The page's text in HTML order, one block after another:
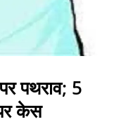
पथराव; 5
केस